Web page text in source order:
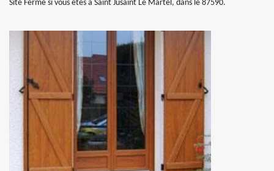
Site Fermé si vous êtes à Saint Jusaint Le Martel, dans le 87590.